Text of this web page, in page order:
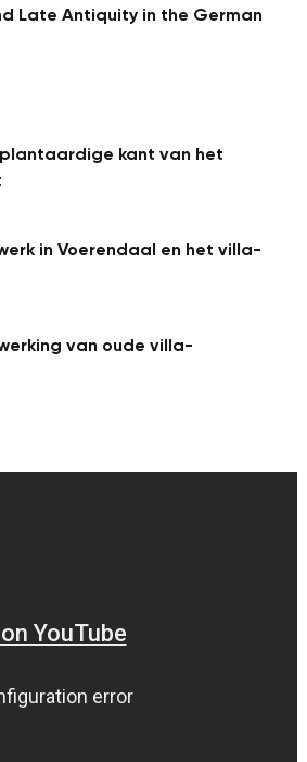
Late Antiquity in the German
kant van het
in Voerendaal en het villa-
van oude villa-